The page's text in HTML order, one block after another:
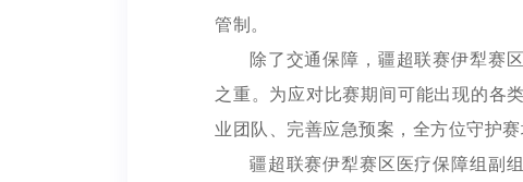
管制。
除了交通保障，疆超联赛伊犁赛
之重。为应对比赛期间可能出现的各
业团队、完善应急预案，全方位守护赛
疆超联赛伊犁赛区医疗保障组副